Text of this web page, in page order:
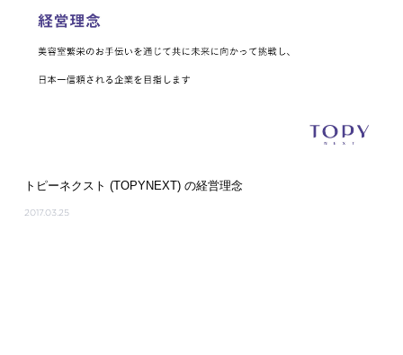
トピーネクスト (TOPYNEXT) の経営理念
2017.03.25